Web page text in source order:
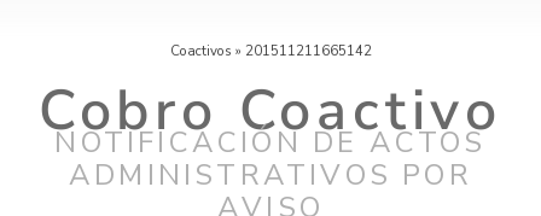
Coactivos » 201511211665142
Cobro Coactivo
NOTIFICACIÓN DE ACTOS
ADMINISTRATIVOS POR
AVISO